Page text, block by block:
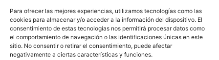
Para ofrecer las mejores experiencias, utilizamos tecnologías como las
cookies para almacenar y/o acceder a la información del dispositivo. El
consentimiento de estas tecnologías nos permitirá procesar datos como
el comportamiento de navegación o las identificaciones únicas en este
sitio. No consentir o retirar el consentimiento, puede afectar
negativamente a ciertas características y funciones.
Newsletter
Eco Multimedia
Contacto
Artículos
Escaparate
Enlaces de interés
SUSCRÍBETE A NUESTRO NEWSLETTER